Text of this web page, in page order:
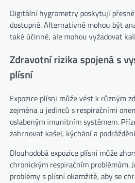
Digitální hygrometry poskytují
dostupné. Alternativně mohou být
také účinné, ale mohou vyžadovat
Zdravotní rizika spojená s
plísní
Expozice plísni může vést k různým
zejména u jedinců s respiračními
oslabeným imunitním systémem.
zahrnovat kašel, kýchání a
Dlouhodobá expozice plísni může
chronickým respiračním problémům.
problémy s plísní okamžitě, aby se